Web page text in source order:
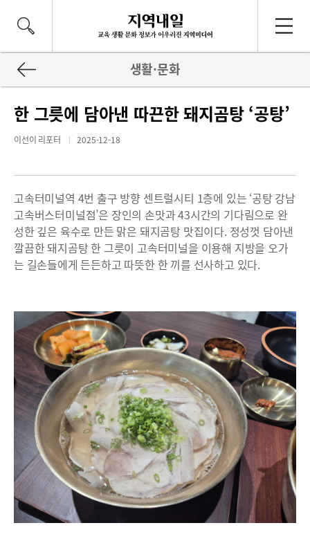
생활·문화
한 그릇에 담아낸 따끈한 돼지곰탕 ‘공탕’
이선이 리포터 2025-12-18
고속터미널역 4번 출구 방향 센트럴시티 1층에 있는 ‘공탕 강남
고속버스터미널점’은 장인의 손맛과 43시간의 기다림으로 완
성한 깊은 육수로 만든 맑은 돼지곰탕 맛집이다. 정성껏 담아낸
깔끔한 돼지곰탕 한 그릇이 고속터미널을 이용해 지방을 오가
는 길손들에게 든든하고 따뜻한 한 끼를 선사하고 있다.